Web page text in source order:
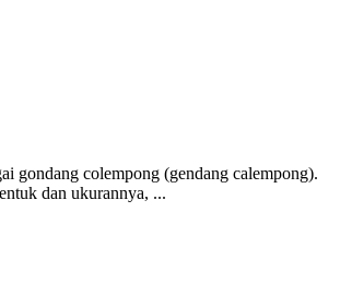
gondang colempong (gendang calempong).
dan ukurannya, ...